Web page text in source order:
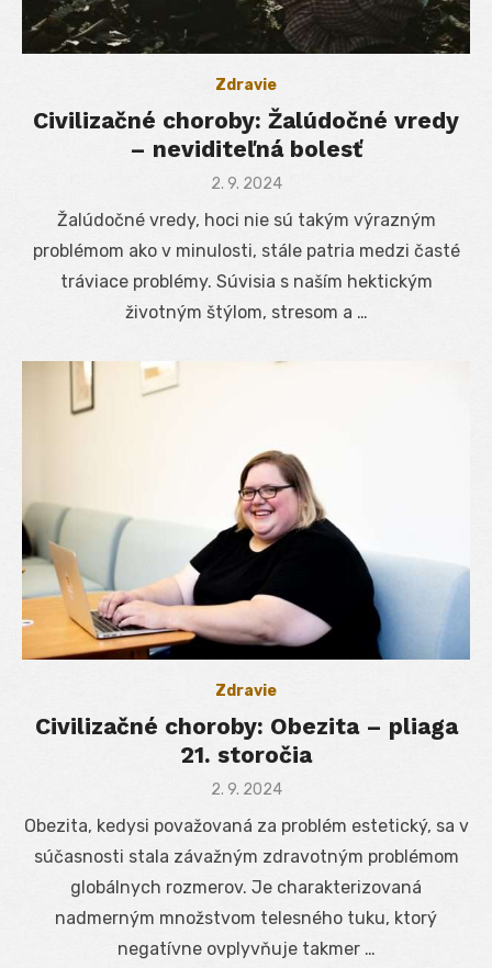
Zdravie
Civilizačné choroby: Žalúdočné vredy
– neviditeľná bolesť
Posted
2. 9. 2024
Žalúdočné vredy, hoci nie sú takým výrazným
problémom ako v minulosti, stále patria medzi časté
tráviace problémy. Súvisia s naším hektickým
životným štýlom, stresom a …
Zdravie
Civilizačné choroby: Obezita – pliaga
21. storočia
Posted
2. 9. 2024
Obezita, kedysi považovaná za problém estetický, sa v
súčasnosti stala závažným zdravotným problémom
globálnych rozmerov. Je charakterizovaná
nadmerným množstvom telesného tuku, ktorý
negatívne ovplyvňuje takmer …